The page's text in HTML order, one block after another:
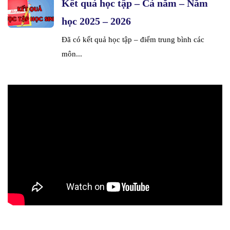
Kết quả học tập – Cả năm – Năm
học 2025 – 2026
Đã có kết quả học tập – điểm trung bình các
môn...